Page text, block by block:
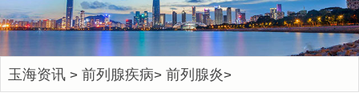
玉海资讯> 前列腺疾病> 前列腺炎>